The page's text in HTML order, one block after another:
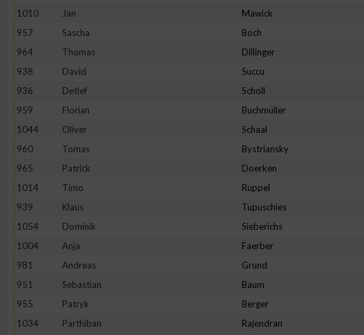
1010
Jan Mawick
957
Sascha Boch
964
Thomas Dillinger
938
David Succu
936
Detlef Scholl
959
Florian Buchmüller
1044
Oliver Schaal
960
Tomas Bystriansky
965
Patrick Doerken
1014
Timo Ruppel
939
Klaus Tupuschies
1054
Dominik Sieberichs
1004
Anja Faerber
981
Andreas Grund
951
Sebastian Baum
955
Patryk Berger
1034
Parthiban Rajendran